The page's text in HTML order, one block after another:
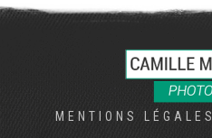
MENTIONS LÉGALES